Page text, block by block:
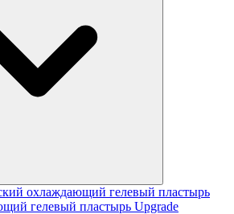
охлаждающий гелевый пластырь
гелевый пластырь Upgrade